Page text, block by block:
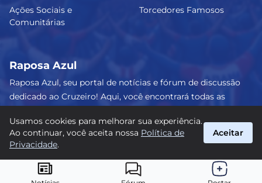
Ações Sociais e
Comunitárias
Torcedores Famosos
Raposa Azul
Raposa Azul, seu portal de notícias e fórum de discussão
dedicado ao Cruzeiro! Aqui, você encontrará todas as
sobre o nosso amado clube. Junte-se a nós e faça parte
dessa apaixonante jornada celeste! #Cruzeiro #RaposaAzul
© 2026 Raposa Azul. Todos os direitos reservados.
Usamos cookies para melhorar sua experiência.
Ao continuar, você aceita nossa Política de
Privacidade.
Aceitar